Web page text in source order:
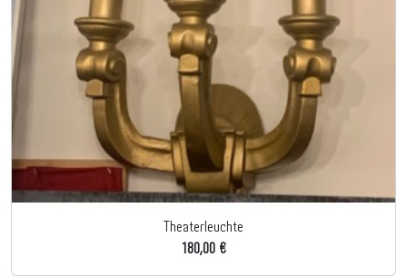
Theaterleuchte
180,00 €